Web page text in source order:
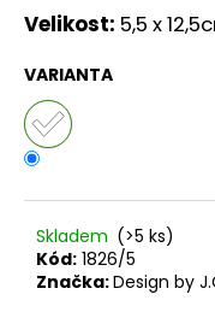
hvězdiček.
Velikost: 5,5 x
VARIANTA
Skladem (>5 ks)
Kód: 1826/5
Značka:Design by
D
o
p
o